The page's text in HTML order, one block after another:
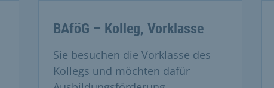
BAföG – Kolleg, Vorklasse
Sie besuchen die Vorklasse des
Kollegs und möchten dafür